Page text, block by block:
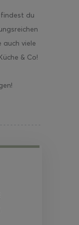
du
auch viele
& Co!